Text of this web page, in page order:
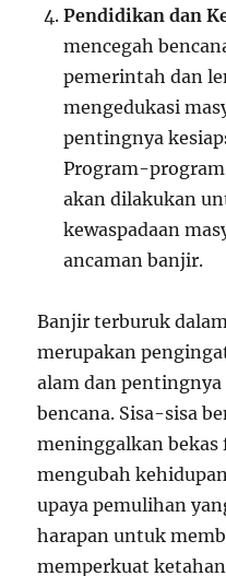
Pendidikan dan
mencegah
pemerintah dan
mengedukasi
pentingnya
Program-
akan dilakukan
kewaspadaan
ancaman banjir.
Banjir terburuk
merupakan
alam dan
bencana. Sisa-sisa
meninggalkan
mengubah
upaya pemulihan
harapan untuk
memperkuat